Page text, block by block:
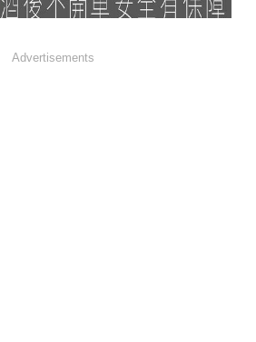
Advertisements